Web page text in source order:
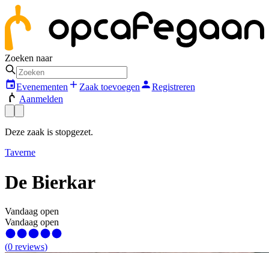
Zoeken naar
Evenementen Zaak toevoegen
Registreren
Aanmelden
Deze zaak is stopgezet.
Taverne
De Bierkar
Vandaag open
Vandaag open
(0 reviews)